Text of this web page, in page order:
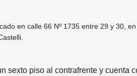
en calle 66 Nº 1735 entre 29 y 30,
sexto piso al contrafrente y cuenta